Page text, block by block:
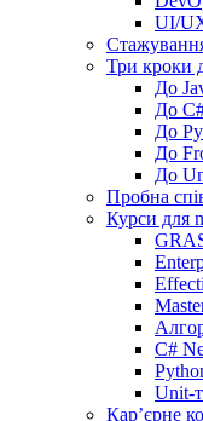
UI/
Три кроки
До
До
До
До
До
Пробна
Курси для
C#
Unit-
Кар’єрне